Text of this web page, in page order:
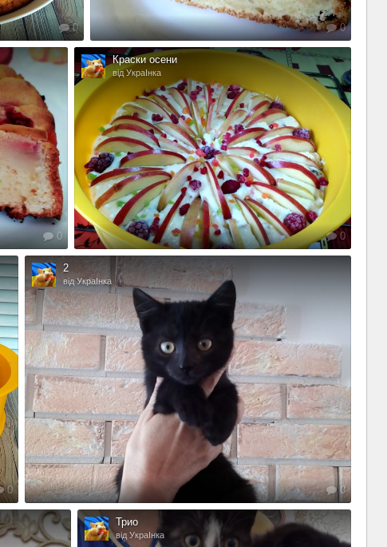
0 0
0
Краски осени
від УкраІнка
0
0
2
від УкраІнка
0
Трио
від УкраІнка